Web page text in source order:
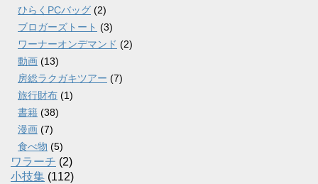
ひらくPCバッグ (2)
ブロガーズトート (3)
ワーナーオンデマンド (2)
動画 (13)
房総ラクガキツアー (7)
旅行財布 (1)
書籍 (38)
漫画 (7)
食べ物 (5)
ワラーチ (2)
小技集 (112)